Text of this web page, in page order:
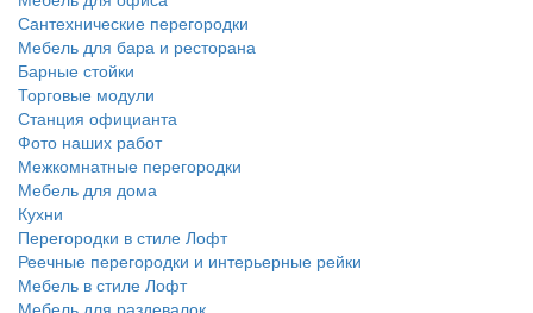
Сантехнические перегородки
Мебель для бара и ресторана
Барные стойки
Торговые модули
Станция официанта
Фото наших работ
Межкомнатные перегородки
Мебель для дома
Кухни
Перегородки в стиле Лофт
Реечные перегородки и интерьерные рейки
Мебель в стиле Лофт
Мебель для раздевалок